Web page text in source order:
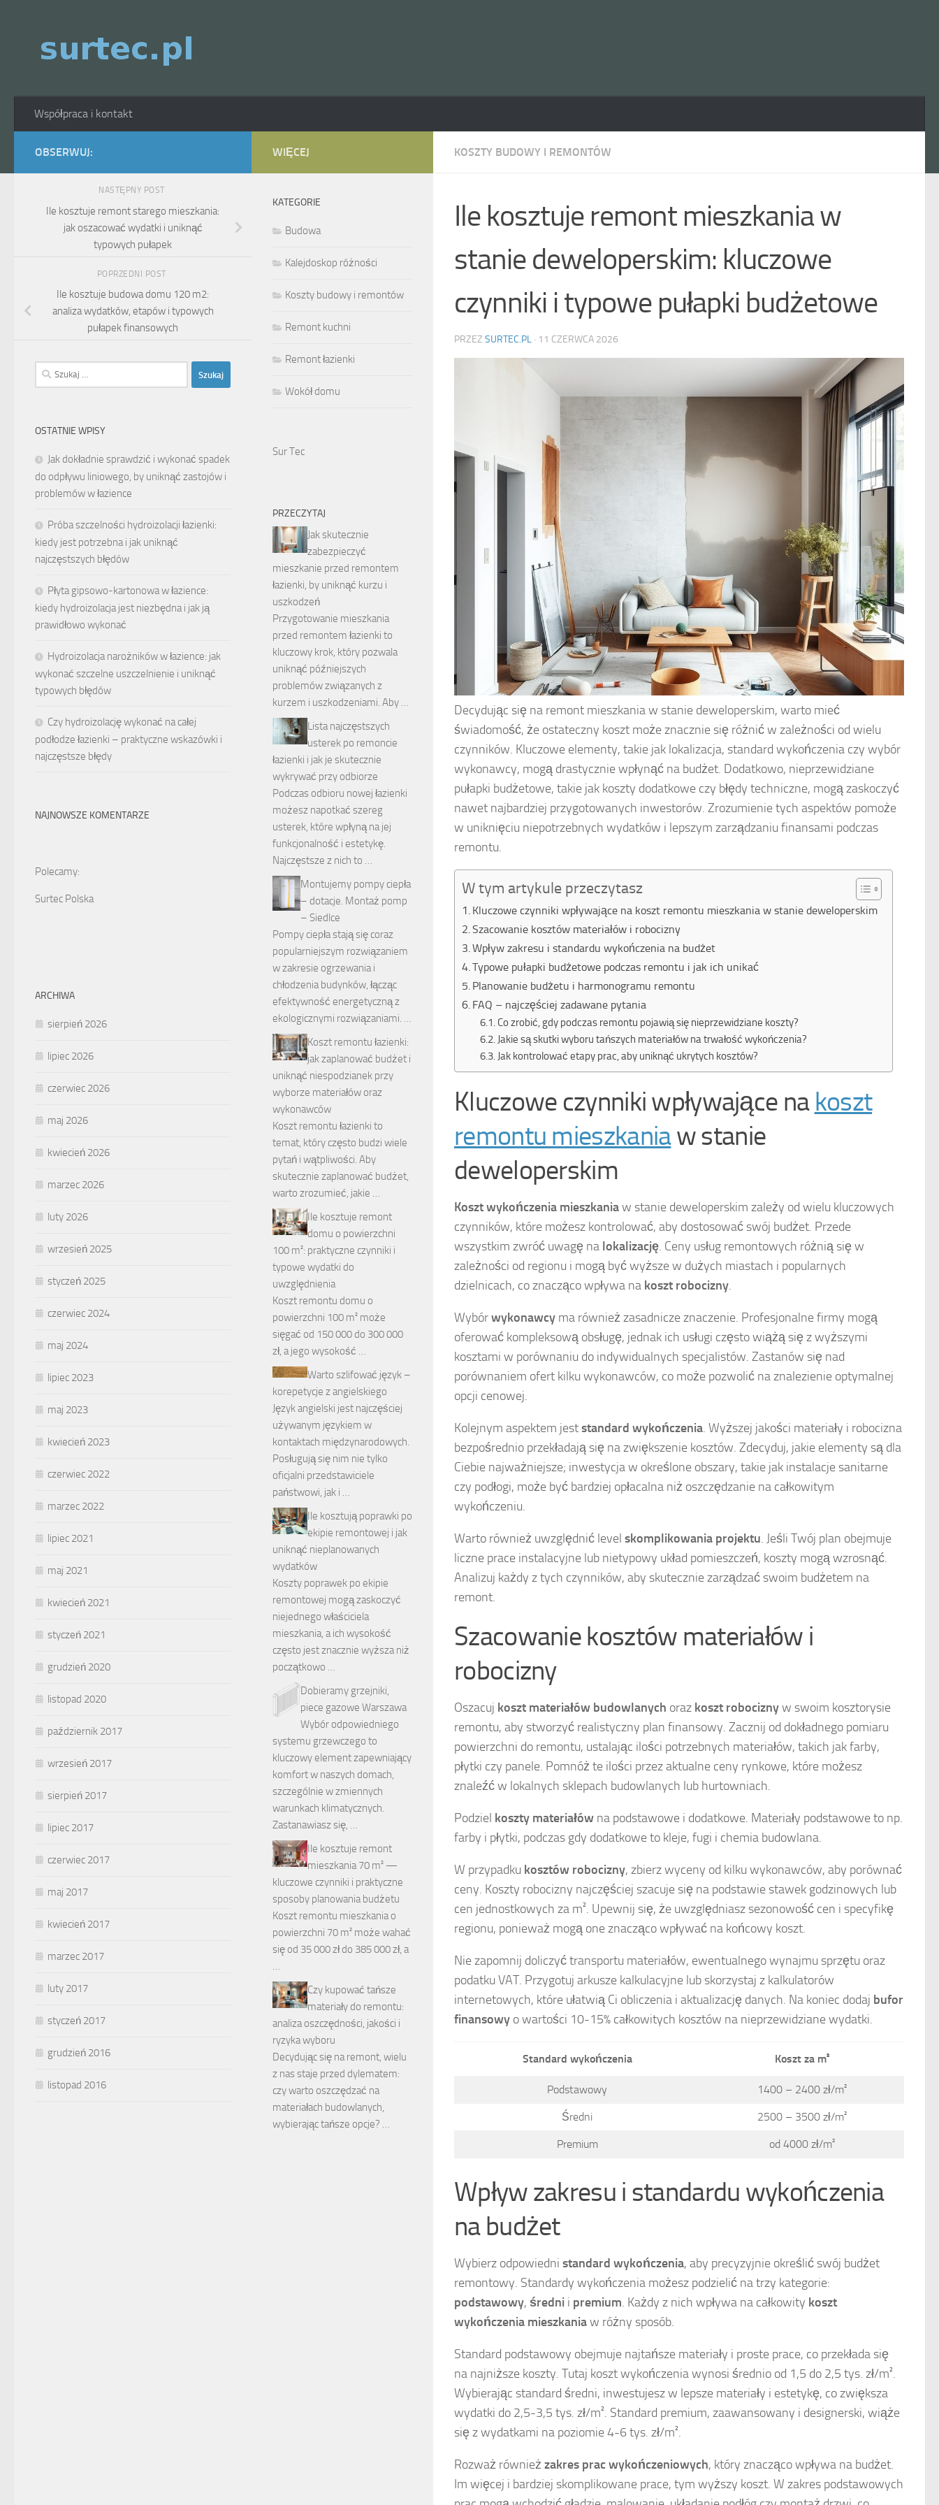
Współpraca i kontakt
KOSZTY BUDOWY I REMONTÓW
Ile kosztuje remont mieszkania w
stanie deweloperskim: kluczowe
czynniki i typowe pułapki budżetowe
PRZEZ SURTEC.PL · 11 CZERWCA 2026
Decydując się na remont mieszkania w stanie deweloperskim, warto mieć
świadomość, że ostateczny koszt może znacznie się różnić w zależności od wielu
czynników. Kluczowe elementy, takie jak lokalizacja, standard wykończenia czy wybór
wykonawcy, mogą drastycznie wpłynąć na budżet. Dodatkowo, nieprzewidziane
pułapki budżetowe, takie jak koszty dodatkowe czy błędy techniczne, mogą zaskoczyć
nawet najbardziej przygotowanych inwestorów. Zrozumienie tych aspektów pomoże
w uniknięciu niepotrzebnych wydatków i lepszym zarządzaniu finansami podczas
remontu.
W tym artykule przeczytasz
Kluczowe czynniki wpływające na koszt remontu mieszkania w stanie deweloperskim
Szacowanie kosztów materiałów i robocizny
Wpływ zakresu i standardu wykończenia na budżet
Typowe pułapki budżetowe podczas remontu i jak ich unikać
Planowanie budżetu i harmonogramu remontu
FAQ – najczęściej zadawane pytania
Co zrobić, gdy podczas remontu pojawią się nieprzewidziane koszty?
Jakie są skutki wyboru tańszych materiałów na trwałość wykończenia?
Jak kontrolować etapy prac, aby uniknąć ukrytych kosztów?
Kluczowe czynniki wpływające nakoszt
remontu mieszkaniaw stanie
deweloperskim
Koszt wykończenia mieszkaniaw stanie deweloperskim zależy od wielu kluczowych
czynników, które możesz kontrolować, aby dostosować swój budżet. Przede
wszystkim zwróć uwagę na lokalizację. Ceny usług remontowych różnią się w
zależności od regionu i mogą być wyższe w dużych miastach i popularnych
dzielnicach, co znacząco wpływa na koszt robocizny.
Wybórwykonawcy ma również zasadnicze znaczenie. Profesjonalne firmy mogą
oferować kompleksową obsługę, jednak ich usługi często wiążą się z wyższymi
kosztami w porównaniu do indywidualnych specjalistów. Zastanów się nad
porównaniem ofert kilku wykonawców, co może pozwolić na znalezienie optymalnej
opcji cenowej.
Kolejnym aspektem jeststandard wykończenia. Wyższej jakości materiały i robocizna
bezpośrednio przekładają się na zwiększenie kosztów. Zdecyduj, jakie elementy są dla
Ciebie najważniejsze; inwestycja w określone obszary, takie jak instalacje sanitarne
czy podłogi, może być bardziej opłacalna niż oszczędzanie na całkowitym
wykończeniu.
Warto również uwzględnić level skomplikowania projektu. Jeśli Twój plan obejmuje
liczne prace instalacyjne lub nietypowy układ pomieszczeń, koszty mogą wzrosnąć.
Analizuj każdy z tych czynników, aby skutecznie zarządzać swoim budżetem na
remont.
Szacowanie kosztów materiałów i
robocizny
Oszacuj koszt materiałów budowlanych oraz koszt robociznyw swoim kosztorysie
remontu, aby stworzyć realistyczny plan finansowy. Zacznij od dokładnego pomiaru
powierzchni do remontu, ustalając ilości potrzebnych materiałów, takich jak farby,
płytki czy panele. Pomnóż te ilości przez aktualne ceny rynkowe, które możesz
znaleźć w lokalnych sklepach budowlanych lub hurtowniach.
Podziel koszty materiałów na podstawowe i dodatkowe. Materiały podstawowe to np.
farby i płytki, podczas gdy dodatkowe to kleje, fugi i chemia budowlana.
W przypadku kosztów robocizny, zbierz wyceny od kilku wykonawców, aby porównać
ceny. Koszty robocizny najczęściej szacuje się na podstawie stawek godzinowych lub
cen jednostkowych za m². Upewnij się, że uwzględniasz sezonowość cen i specyfikę
regionu, ponieważ mogą one znacząco wpływać na końcowy koszt.
Nie zapomnij doliczyć transportu materiałów, ewentualnego wynajmu sprzętu oraz
podatku VAT. Przygotuj arkusze kalkulacyjne lub skorzystaj z kalkulatorów
internetowych, które ułatwią Ci obliczenia i aktualizację danych. Na koniec dodaj bufor
finansowy o wartości 10-15% całkowitych kosztów na nieprzewidziane wydatki.
Standard wykończenia Koszt za m²
Podstawowy 1400 – 2400 zł/m²
Średni 2500 – 3500 zł/m²
Premium od 4000 zł/m²
Wpływ zakresu i standardu wykończenia
na budżet
Wybierz odpowiedni standard wykończenia, aby precyzyjnie określić swój budżet
remontowy. Standardy wykończenia możesz podzielić na trzy kategorie:
podstawowy, średni i premium. Każdy z nich wpływa na całkowity koszt
wykończenia mieszkaniaw różny sposób.
Standard podstawowy obejmuje najtańsze materiały i proste prace, co przekłada się
na najniższe koszty. Tutaj koszt wykończenia wynosi średnio od 1,5 do 2,5 tys. zł/m².
Wybierając standard średni, inwestujesz w lepsze materiały i estetykę, co zwiększa
wydatki do 2,5-3,5 tys. zł/m². Standard premium, zaawansowany i designerski, wiąże
się z wydatkami na poziomie 4-6 tys. zł/m².
Rozważ również zakres prac wykończeniowych, który znacząco wpływa na budżet.
Im więcej i bardziej skomplikowane prace, tym wyższy koszt. W zakres podstawowych
OBSERWUJ:
NASTĘPNY POST
Ile kosztuje remont starego mieszkania:
jak oszacować wydatki i uniknąć
typowych pułapek
POPRZEDNI POST
Ile kosztuje budowa domu 120 m2:
analiza wydatków, etapów i typowych
pułapek finansowych
Szukaj:
OSTATNIE WPISY
Jak dokładnie sprawdzić i wykonać spadek
do odpływu liniowego, by uniknąć zastojów i
problemów w łazience
Próba szczelności hydroizolacji łazienki:
kiedy jest potrzebna i jak uniknąć
najczęstszych błędów
Płyta gipsowo-kartonowa w łazience:
kiedy hydroizolacja jest niezbędna i jak ją
prawidłowo wykonać
Hydroizolacja narożników w łazience: jak
wykonać szczelne uszczelnienie i uniknąć
typowych błędów
Czy hydroizolację wykonać na całej
podłodze łazienki – praktyczne wskazówki i
najczęstsze błędy
NAJNOWSZE KOMENTARZE
Polecamy:
Surtec Polska
ARCHIWA
sierpień 2026
lipiec 2026
czerwiec 2026
maj 2026
kwiecień 2026
marzec 2026
luty 2026
wrzesień 2025
styczeń 2025
czerwiec 2024
maj 2024
lipiec 2023
maj 2023
kwiecień 2023
czerwiec 2022
marzec 2022
lipiec 2021
maj 2021
kwiecień 2021
styczeń 2021
grudzień 2020
listopad 2020
październik 2017
wrzesień 2017
sierpień 2017
lipiec 2017
czerwiec 2017
maj 2017
kwiecień 2017
marzec 2017
luty 2017
styczeń 2017
grudzień 2016
listopad 2016
WIĘCEJ
KATEGORIE
Budowa
Kalejdoskop różności
Koszty budowy i remontów
Remont kuchni
Remont łazienki
Wokół domu
Sur Tec
PRZECZYTAJ
Jak skutecznie
zabezpieczyć
mieszkanie przed remontem
łazienki, by uniknąć kurzu i
uszkodzeń
Przygotowanie mieszkania
przed remontem łazienki to
kluczowy krok, który pozwala
uniknąć późniejszych
problemów związanych z
kurzem i uszkodzeniami. Aby …
Lista najczęstszych
usterek po remoncie
łazienki i jak je skutecznie
wykrywać przy odbiorze
Podczas odbioru nowej łazienki
możesz napotkać szereg
usterek, które wpłyną na jej
funkcjonalność i estetykę.
Najczęstsze z nich to …
Montujemy pompy ciepła
– dotacje. Montaż pomp
– Siedlce
Pompy ciepła stają się coraz
popularniejszym rozwiązaniem
w zakresie ogrzewania i
chłodzenia budynków, łącząc
efektywność energetyczną z
ekologicznymi rozwiązaniami. …
Koszt remontu łazienki:
jak zaplanować budżet i
uniknąć niespodzianek przy
wyborze materiałów oraz
wykonawców
Koszt remontu łazienki to
temat, który często budzi wiele
pytań i wątpliwości. Aby
skutecznie zaplanować budżet,
warto zrozumieć, jakie …
Ile kosztuje remont
domu o powierzchni
100 m²: praktyczne czynniki i
typowe wydatki do
uwzględnienia
Koszt remontu domu o
powierzchni 100 m² może
sięgać od 150 000 do 300 000
zł, a jego wysokość …
Warto szlifować język –
korepetycje z angielskiego
Język angielski jest najczęściej
używanym językiem w
kontaktach międzynarodowych.
Posługują się nim nie tylko
oficjalni przedstawiciele
państwowi, jak i …
Ile kosztują poprawki po
ekipie remontowej i jak
uniknąć nieplanowanych
wydatków
Koszty poprawek po ekipie
remontowej mogą zaskoczyć
niejednego właściciela
mieszkania, a ich wysokość
często jest znacznie wyższa niż
początkowo …
Dobieramy grzejniki,
piece gazowe Warszawa
Wybór odpowiedniego
systemu grzewczego to
kluczowy element zapewniający
komfort w naszych domach,
szczególnie w zmiennych
warunkach klimatycznych.
Zastanawiasz się, …
Ile kosztuje remont
mieszkania 70 m² —
kluczowe czynniki i praktyczne
sposoby planowania budżetu
Koszt remontu mieszkania o
powierzchni 70 m² może wahać
się od 35 000 zł do 385 000 zł, a
…
Czy kupować tańsze
materiały do remontu:
analiza oszczędności, jakości i
ryzyka wyboru
Decydując się na remont, wielu
z nas staje przed dylematem:
czy warto oszczędzać na
materiałach budowlanych,
wybierając tańsze opcje? …